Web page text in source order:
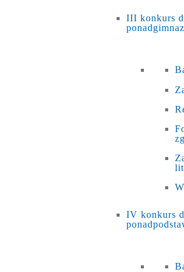
III konkurs
IV konkurs